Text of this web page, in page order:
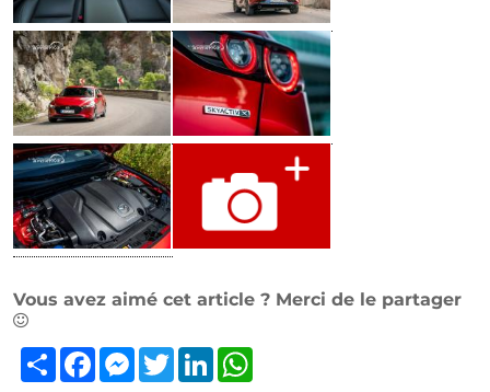
Vous avez aimé cet article ? Merci de le partager
PartagerFacebookMessenger
TwitterLinkedIn